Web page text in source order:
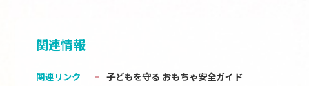
関連情報
関連リンク 子どもを守る おもちゃ安全ガイド